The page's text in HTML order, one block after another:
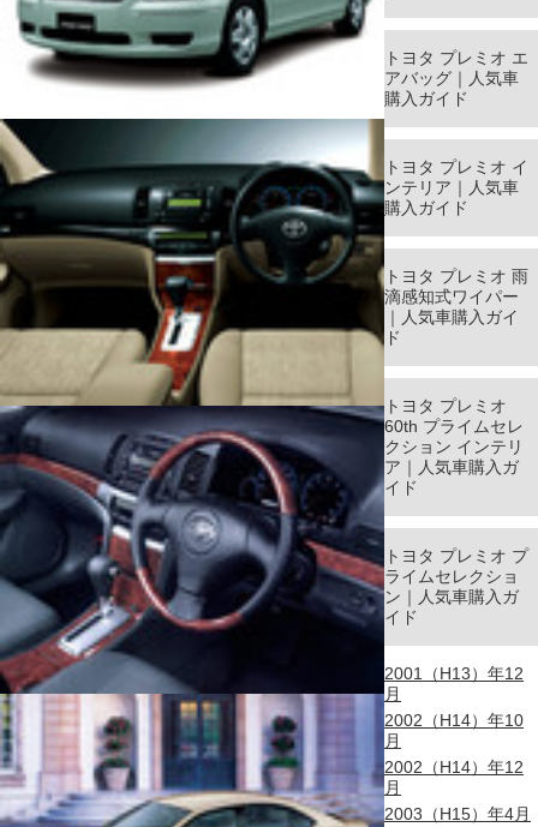
トヨタ プレミオ エ
アバッグ｜人気車
購入ガイド
トヨタ プレミオ イ
ンテリア｜人気車
購入ガイド
トヨタ プレミオ 雨
滴感知式ワイパー
｜人気車購入ガイ
ド
トヨタ プレミオ
60th プライムセレ
クション インテリ
ア｜人気車購入ガ
イド
トヨタ プレミオ プ
ライムセレクショ
ン｜人気車購入ガ
イド
2001（H13）年12
月
2002（H14）年10
月
2002（H14）年12
月
2003（H15）年4月